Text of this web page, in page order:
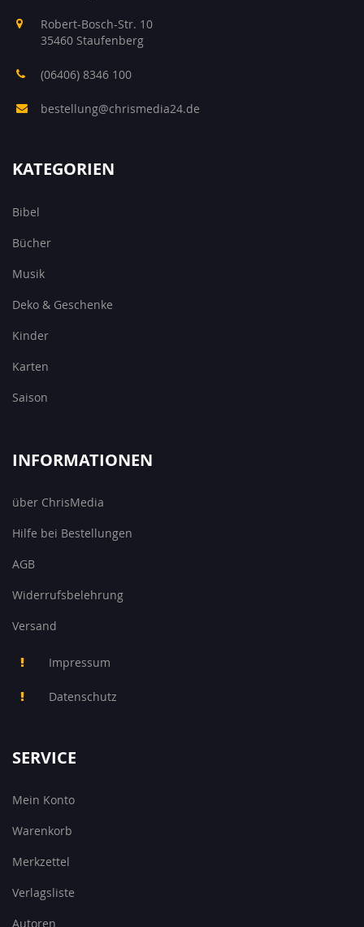
Robert-Bosch-Str. 10
35460 Staufenberg
(06406) 8346 100
bestellung@chrismedia24.de
KATEGORIEN
Bibel
Bücher
Musik
Deko & Geschenke
Kinder
Karten
Saison
INFORMATIONEN
über ChrisMedia
Hilfe bei Bestellungen
AGB
Widerrufsbelehrung
Versand
Impressum
Datenschutz
SERVICE
Mein Konto
Warenkorb
Merkzettel
Verlagsliste
Autoren